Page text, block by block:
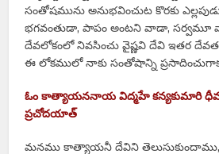
సంతోషమును అనుభవించుట కొరకు
భగవంతుడా, పాపం అంటని వాడా, సర్వమూ
దేవలోకంలో నివసించు వైష్ణవి దేవి ఇతర
ఈ లోకములో నాకు సంతోషాన్ని
ఓం కాత్యాయననాయ విద్మహే కన్యకుమారి
ప్రచోదయాత్
మనము కాత్యాయనీ దేవిని తెలుసుకుందాము,